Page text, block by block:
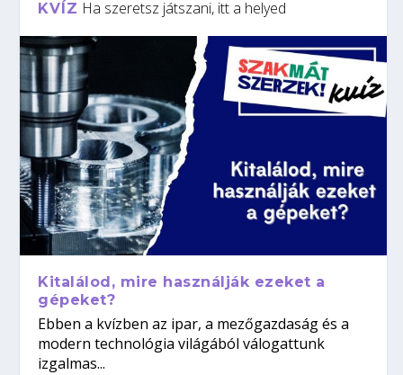
KVÍZ Ha szeretsz játszani, itt a helyed
Kitalálod, mire használják ezeket a
gépeket?
Ebben a kvízben az ipar, a mezőgazdaság és a
modern technológia világából válogattunk
izgalmas...